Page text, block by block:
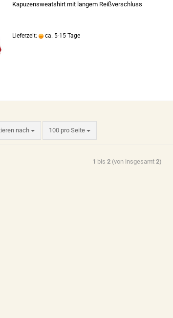
Kapuzensweatshirt mit langem Reißverschluss
Lieferzeit: ca. 5-15 Tage
nach 100 pro Seite
1 bis 2 (von insgesamt 2)